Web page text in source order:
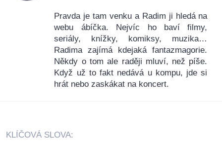
Pravda je tam venku a Radim ji hledá na
webu ábíčka. Nejvíc ho baví filmy,
seriály, knížky, komiksy, muzika…
Radima zajímá kdejaká fantazmagorie.
Někdy o tom ale raději mluví, než píše.
Když už to fakt nedává u kompu, jde si
hrát nebo zaskákat na koncert.
KLÍČOVÁ SLOVA: